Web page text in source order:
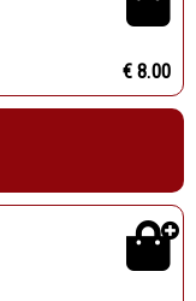
€ 8.00